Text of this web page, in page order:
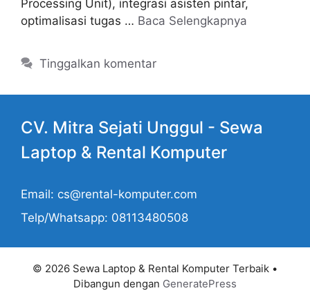
Processing Unit), integrasi asisten pintar,
optimalisasi tugas … Baca Selengkapnya
Tinggalkan komentar
CV. Mitra Sejati Unggul - Sewa
Laptop & Rental Komputer
Email: cs@rental-komputer.com
Telp/Whatsapp: 08113480508
© 2026 Sewa Laptop & Rental Komputer Terbaik •
Dibangun dengan GeneratePress